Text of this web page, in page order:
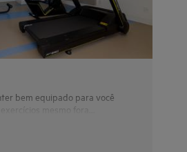
bem equipado para você
mesmo fora...